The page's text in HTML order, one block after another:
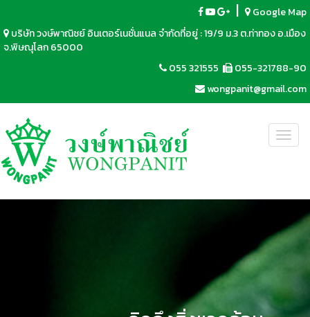
|
Google Map
บริษัท วงษ์พาณิชย์ อินเตอร์เนชั่นแนล จำกัดที่อยู่ : 19/9 ม.3 ต.ท่าทอง อ.เมือง
จ.พิษณุโลก 65000
055 321555
055-321788-90
wongpanit@gmail.com